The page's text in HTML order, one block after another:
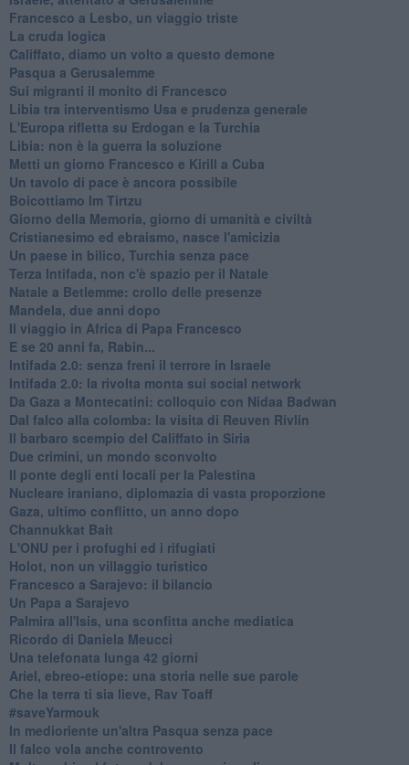
Francesco a Lesbo, un viaggio triste
La cruda logica
Califfato, diamo un volto a questo demone
Pasqua a Gerusalemme
Sui migranti il monito di Francesco
Libia tra interventismo Usa e prudenza generale
L'Europa rifletta su Erdogan e la Turchia
Libia: non è la guerra la soluzione
Metti un giorno Francesco e Kirill a Cuba
Un tavolo di pace è ancora possibile
Boicottiamo Im Tirtzu
Giorno della Memoria, giorno di umanità e civiltà
Cristianesimo ed ebraismo, nasce l'amicizia
Un paese in bilico, Turchia senza pace
Terza Intifada, non c'è spazio per il Natale
Natale a Betlemme: crollo delle presenze
Mandela, due anni dopo
Il viaggio in Africa di Papa Francesco
E se 20 anni fa, Rabin...
Intifada 2.0: senza freni il terrore in Israele
Intifada 2.0: la rivolta monta sui social network
Da Gaza a Montecatini: colloquio con Nidaa Badwan
Dal falco alla colomba: la visita di Reuven Rivlin
Il barbaro scempio del Califfato in Siria
Due crimini, un mondo sconvolto
Il ponte degli enti locali per la Palestina
Nucleare iraniano, diplomazia di vasta proporzione
Gaza, ultimo conflitto, un anno dopo
Channukkat Bait
L'ONU per i profughi ed i rifugiati
Holot, non un villaggio turistico
Francesco a Sarajevo: il bilancio
Un Papa a Sarajevo
Palmira all'Isis, una sconfitta anche mediatica
Ricordo di Daniela Meucci
​Una telefonata lunga 42 giorni
​Ariel, ebreo-etiope: una storia nelle sue parole
Che la terra ti sia lieve, Rav Toaff
​#saveYarmouk
​In medioriente un'altra Pasqua senza pace
​Il falco vola anche controvento